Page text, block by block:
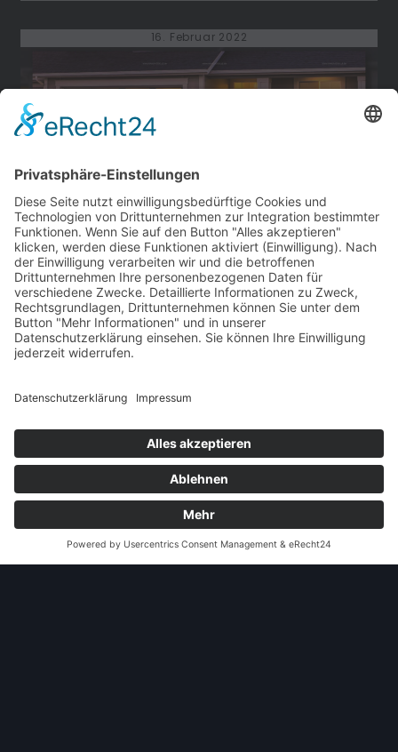
16. Februar 2022
Opel Kapitän 1951, Limousine TopChop
Umwandlung einer Limousine in eine TopChop-Version
12. Februar 2022
Umbau einer Limousine in ein Cabriolet